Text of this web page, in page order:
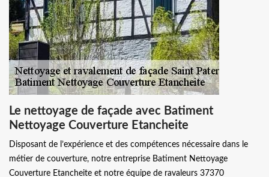
Le nettoyage de façade avec Batiment
Nettoyage Couverture Etancheite
Disposant de l’expérience et des compétences nécessaire dans le
métier de couverture, notre entreprise Batiment Nettoyage
Couverture Etancheite et notre équipe de ravaleurs 37370